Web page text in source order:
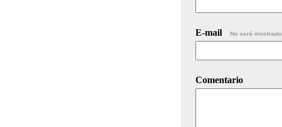
E-mail No será mostrado.
Comentario